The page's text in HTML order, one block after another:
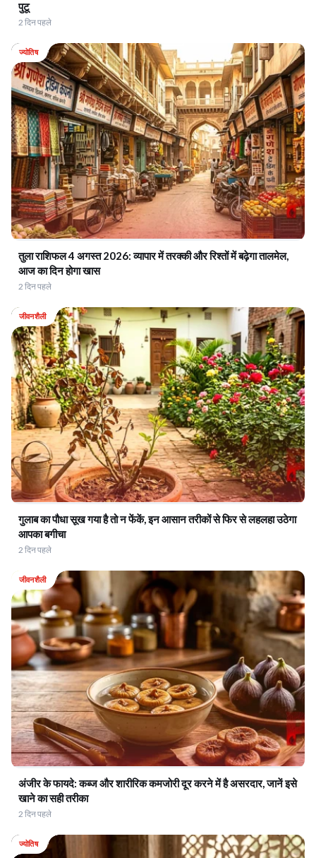
पुटू
2 दिन पहले
ज्योतिष
तुला राशिफल 4 अगस्त 2026: व्यापार में तरक्की और रिश्तों में बढ़ेगा तालमेल,
आज का दिन होगा खास
2 दिन पहले
जीवनशैली
गुलाब का पौधा सूख गया है तो न फेंकें, इन आसान तरीकों से फिर से लहलहा उठेगा
आपका बगीचा
2 दिन पहले
जीवनशैली
अंजीर के फायदे: कब्ज और शारीरिक कमजोरी दूर करने में है असरदार, जानें इसे
खाने का सही तरीका
2 दिन पहले
ज्योतिष